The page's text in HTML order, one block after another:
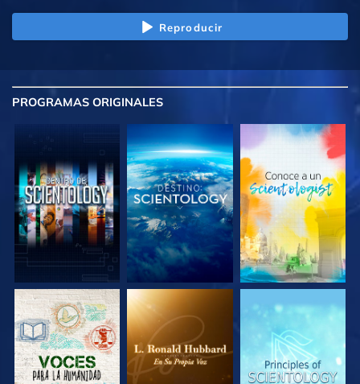
Reproducir
PROGRAMAS ORIGINALES
EXPLORA LAS
SERIES
EXPLORA LAS
SERIES
EXPLORA LAS
SERIES